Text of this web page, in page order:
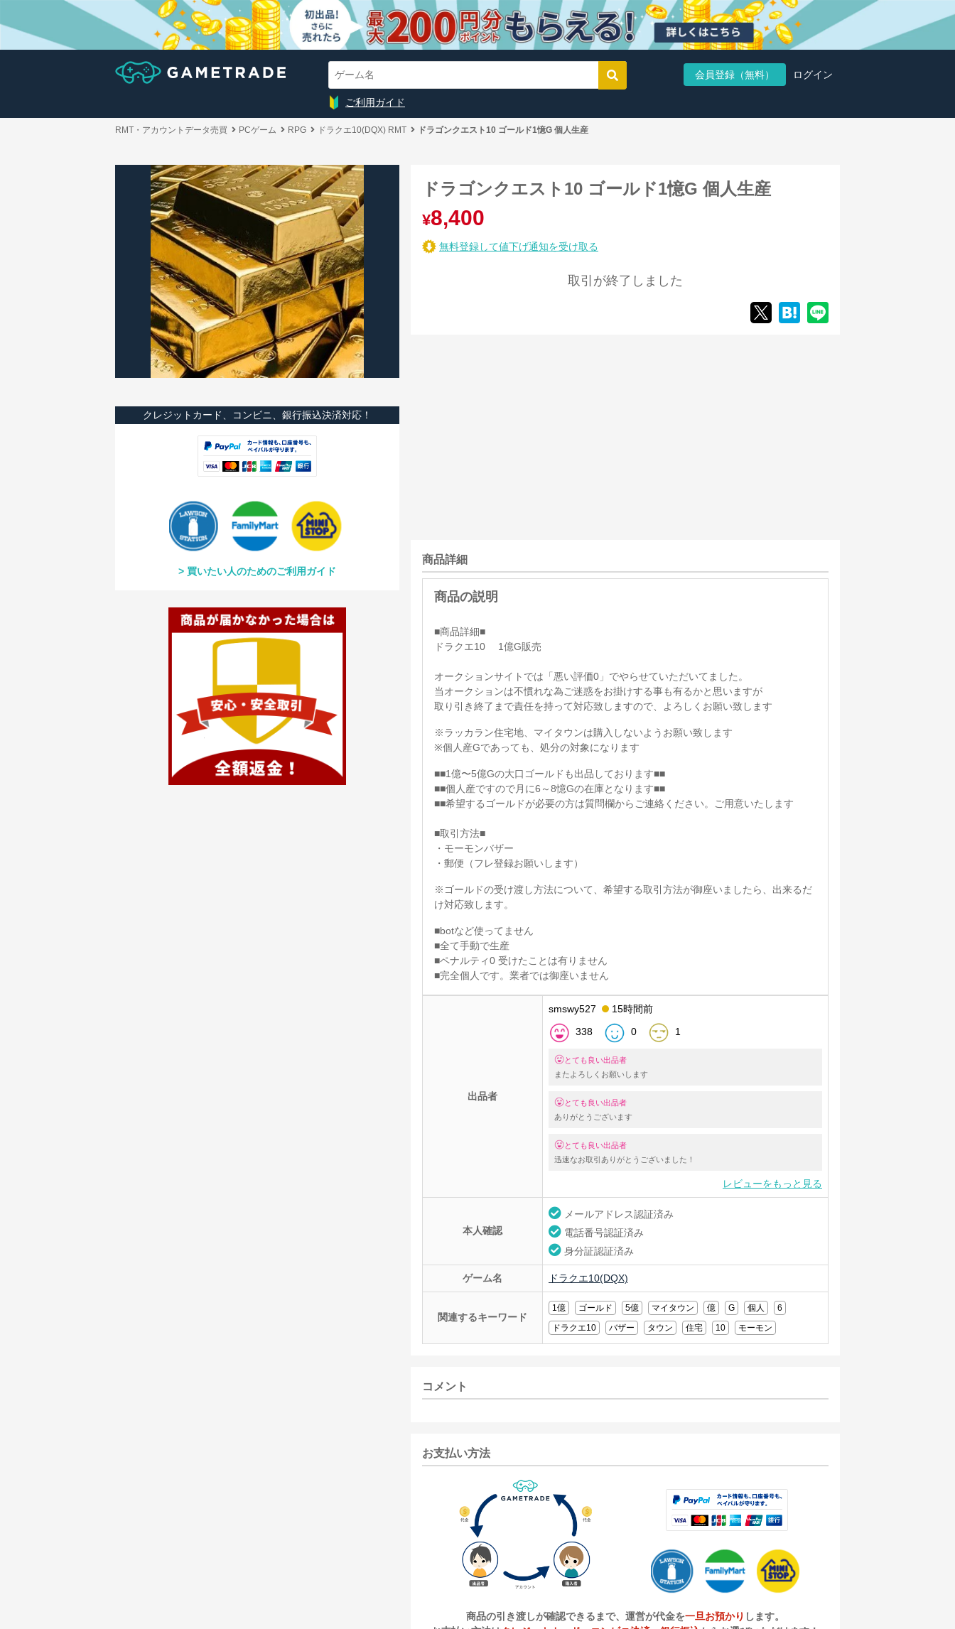
会員登録（無料） ログイン
ご利用ガイド
RMT・アカウントデータ売買 PCゲーム RPG ドラクエ10(DQX) RMT ドラゴンクエスト10 ゴールド1憶G 個人生産
クレジットカード、コンビニ、銀行振込決済対応！
買いたい人のためのご利用ガイド
ドラゴンクエスト10 ゴールド1憶G 個人生産
¥8,400
無料登録して値下げ通知を受け取る
取引が終了しました
商品詳細
■商品詳細■
ドラクエ10 1億G販売
オークションサイトでは「悪い評価0」でやらせていただいてました。
当オークションは不慣れな為ご迷惑をお掛けする事も有るかと思いますが
取り引き終了まで責任を持って対応致しますので、よろしくお願い致します
※ラッカラン住宅地、マイタウンは購入しないようお願い致します
※個人産Gであっても、処分の対象になります
■■1億〜5億Gの大口ゴールドも出品しております■■
■■個人産ですので月に6～8憶Gの在庫となります■■
■■希望するゴールドが必要の方は質問欄からご連絡ください。ご用意いたします
■取引方法■
・モーモンバザー
・郵便（フレ登録お願いします）
※ゴールドの受け渡し方法について、希望する取引方法が御座いましたら、出来るだ
け対応致します。
■botなど使ってません
■全て手動で生産
■ペナルティ0 受けたことは有りません
■完全個人です。業者では御座いません
出品者
smswy527 15時間前
338 0 1
とても良い出品者
またよろしくお願いします
とても良い出品者
ありがとうございます
とても良い出品者
迅速なお取引ありがとうございました！
レビューをもっと見る
本人確認
メールアドレス認証済み
電話番号認証済み
身分証認証済み
ゲーム名 ドラクエ10(DQX)
関連するキーワード
1億 ゴールド 5億 マイタウン 億 G 個人
6
ドラクエ10
バザー タウン 住宅 10 モーモン
コメント
お支払い方法
商品の引き渡しが確認できるまで、運営が代金を一旦お預かり します。